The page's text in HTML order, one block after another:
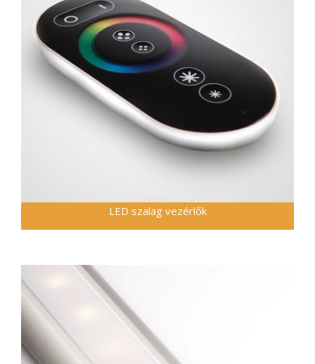
LED szalag vezérlők